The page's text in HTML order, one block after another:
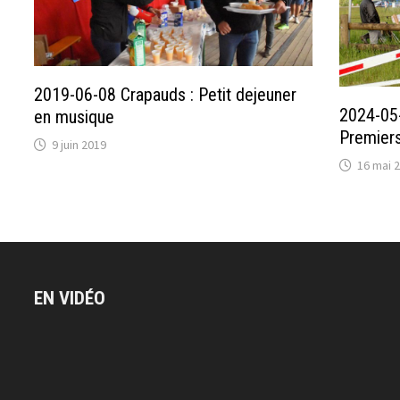
2019-06-08 Crapauds : Petit dejeuner
en musique
9 juin 2019
2024-
16 mai
EN VIDÉO